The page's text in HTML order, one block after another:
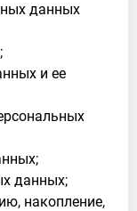
данных
и ее
данных;
накопление,